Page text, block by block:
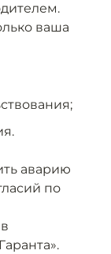
ваша
аварию
по
в